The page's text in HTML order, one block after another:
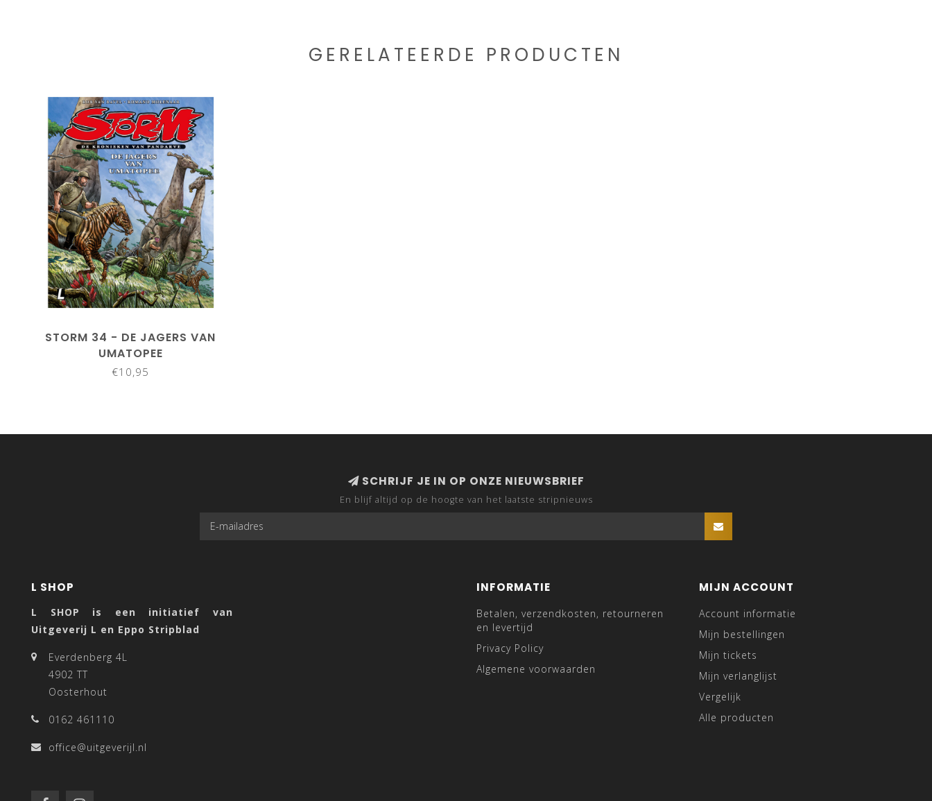
GERELATEERDE PRODUCTEN
STORM 34 - DE JAGERS VAN
UMATOPEE
€10,95
SCHRIJF JE IN OP ONZE NIEUWSBRIEF
En blijf altijd op de hoogte van het laatste stripnieuws
L SHOP
L SHOP is een initiatief van
Uitgeverij L en Eppo Stripblad
Everdenberg 4L
4902 TT
Oosterhout
0162 461110
office@uitgeverijl.nl
INFORMATIE
Betalen, verzendkosten, retourneren
en levertijd
Privacy Policy
Algemene voorwaarden
MIJN ACCOUNT
Account informatie
Mijn bestellingen
Mijn tickets
Mijn verlanglijst
Vergelijk
Alle producten